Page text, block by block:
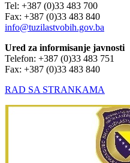
Tel: +387 (0)33 483 700
Fax: +387 (0)33 483 840
info@tuzilastvobih.gov.ba
Ured za informisanje javnosti
Telefon: +387 (0)33 483 751
Fax: +387 (0)33 483 840
RAD SA STRANKAMA